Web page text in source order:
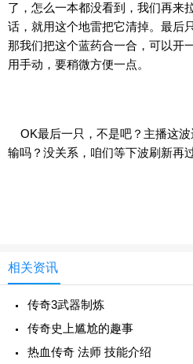
了，怎么一本都没看到，我们再来
话，就用这个地雷把它清掉。最后
那我们把这个蓝药合一合，可以开
用手动，要稍微方便一点。
OK最后一只，不是吧？主播这
输吗？没关系，咱们等下波刷新再
相关资讯
传奇3武器制炼
传奇史上尴尬的趣事
热血传奇 法师 技能介绍